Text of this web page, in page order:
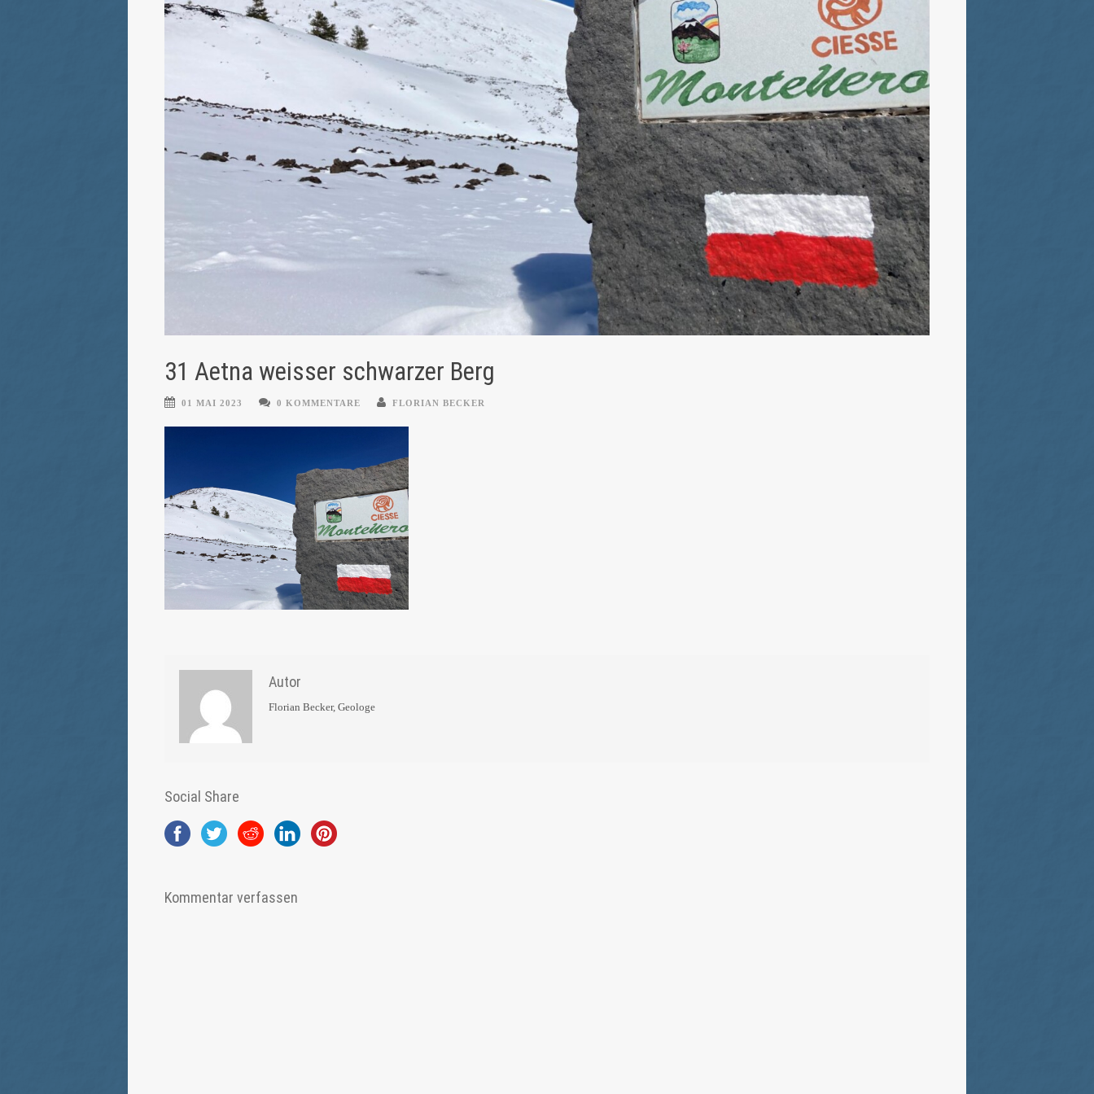
31 Aetna weisser schwarzer Berg
01 MAI 2023 0 KOMMENTARE FLORIAN BECKER
Autor
Florian Becker, Geologe
Social Share
Kommentar verfassen